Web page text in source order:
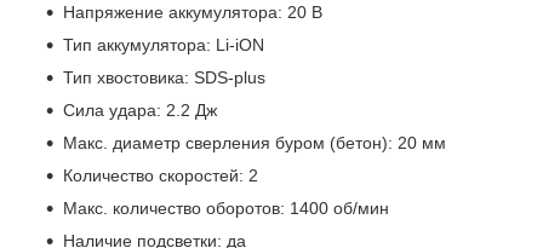
Напряжение аккумулятора: 20 В
Тип аккумулятора: Li-iON
Тип хвостовика: SDS-plus
Сила удара: 2.2 Дж
Макс. диаметр сверления буром (бетон): 20 мм
Количество скоростей: 2
Макс. количество оборотов: 1400 об/мин
Наличие подсветки: да